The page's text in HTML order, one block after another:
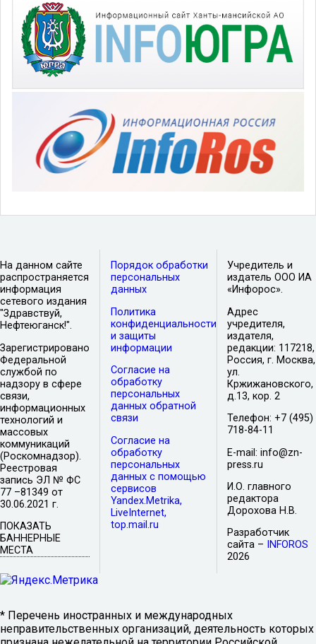
На данном сайте
распространяется
информация
сетевого издания
"Здравствуй,
Нефтеюганск!".
Зарегистрировано
Федеральной
службой по
надзору в сфере
связи,
информационных
технологий и
массовых
коммуникаций
(Роскомнадзор).
Реестровая
запись ЭЛ № ФС
77 –81349 от
30.06.2021 г.
ПОКАЗАТЬ
БАННЕРНЫЕ
МЕСТА
Порядок обработки
персональных
данных
Политика
конфиденциальности
и защиты
информации
Согласие на
обработку
персональных
данных обратной
связи
Согласие на
обработку
персональных
данных с помощью
сервисов
Yandex.Metrika,
LiveInternet,
top.mail.ru
Учредитель и
издатель ООО ИА
«Инфорос».
Адрес
учредителя,
издателя,
редакции: 117218,
Россия, г. Москва,
ул.
Кржижановского,
д.13, кор. 2
Телефон: +7 (495)
718-84-11
E-mail: info@zn-
press.ru
И.О. главного
редактора
Дорохова Н.В.
Разработчик
сайта –
INFOROS
2026
* Перечень иностранных и международных
неправительственных организаций, деятельность которых